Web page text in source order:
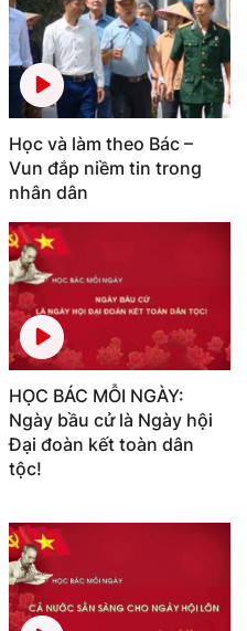
Học và làm theo Bác –
Vun đắp niềm tin trong
nhân dân
HỌC BÁC MỖI NGÀY:
Ngày bầu cử là Ngày hội
Đại đoàn kết toàn dân
tộc!